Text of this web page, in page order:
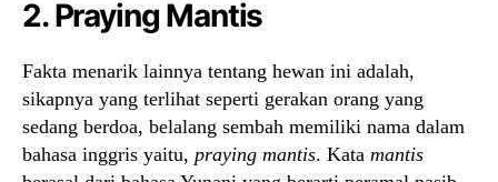
2. Praying Mantis
Fakta menarik lainnya tentang hewan ini adalah,
sikapnya yang terlihat seperti gerakan orang yang
sedang berdoa, belalang sembah memiliki nama dalam
bahasa inggris yaitu, praying mantis. Kata mantis